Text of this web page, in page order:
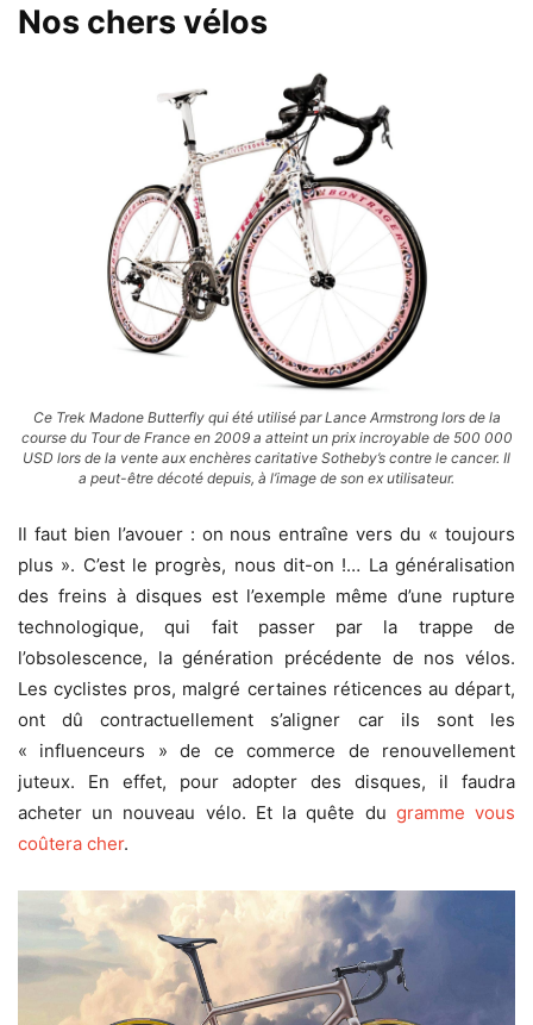
Nos chers vélos
Ce Trek Madone Butterfly qui été utilisé par Lance Armstrong lors de la
course du Tour de France en 2009 a atteint un prix incroyable de 500 000
USD lors de la vente aux enchères caritative Sotheby’s contre le cancer. Il
a peut-être décoté depuis, à l’image de son ex utilisateur.
Il faut bien l’avouer : on nous entraîne vers du « toujours
plus ». C’est le progrès, nous dit-on !… La généralisation
des freins à disques est l’exemple même d’une rupture
technologique, qui fait passer par la trappe de
l’obsolescence, la génération précédente de nos vélos.
Les cyclistes pros, malgré certaines réticences au départ,
ont dû contractuellement s’aligner car ils sont les
« influenceurs » de ce commerce de renouvellement
juteux. En effet, pour adopter des disques, il faudra
acheter un nouveau vélo. Et la quête du gramme vous
coûtera cher.